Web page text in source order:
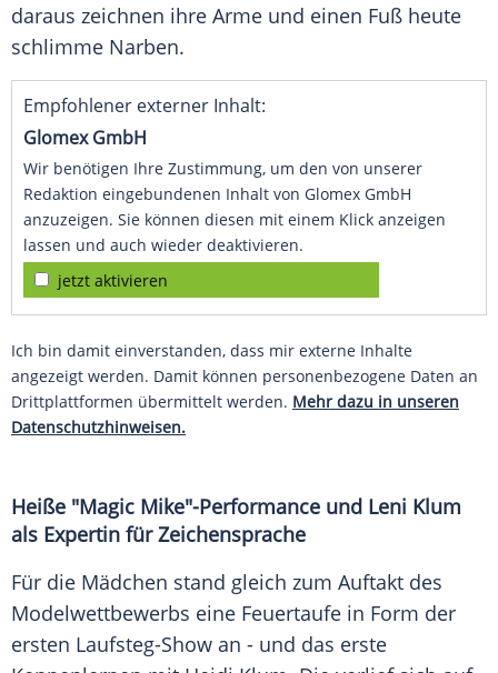
daraus zeichnen ihre Arme und einen Fuß heute
schlimme Narben.
Empfohlener externer Inhalt:
Glomex GmbH
Wir benötigen Ihre Zustimmung, um den von unserer
Redaktion eingebundenen Inhalt von Glomex GmbH
anzuzeigen. Sie können diesen mit einem Klick anzeigen
lassen und auch wieder deaktivieren.
jetzt aktivieren
Ich bin damit einverstanden, dass mir externe Inhalte
angezeigt werden. Damit können personenbezogene Daten an
Drittplattformen übermittelt werden. Mehr dazu in unseren
Datenschutzhinweisen.
Heiße "Magic Mike"-Performance und Leni Klum
als Expertin für Zeichensprache
Für die Mädchen stand gleich zum Auftakt des
Modelwettbewerbs eine Feuertaufe in Form der
ersten Laufsteg-Show an - und das erste